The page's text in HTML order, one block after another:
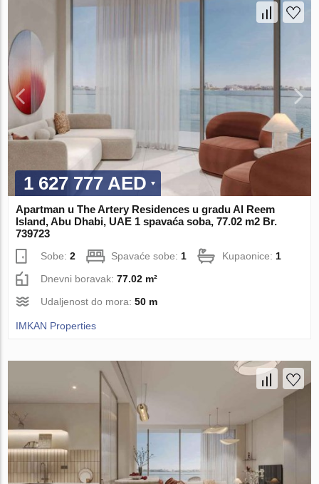
1 627 777 AED
Apartman u The Artery Residences u gradu Al Reem
Island, Abu Dhabi, UAE 1 spavaća soba, 77.02 m2 Br.
739723
Sobe:2 Spavaće sobe:1 Kupaonice:1
Dnevni boravak:77.02 m²
Udaljenost do mora:50 m
IMKAN Properties